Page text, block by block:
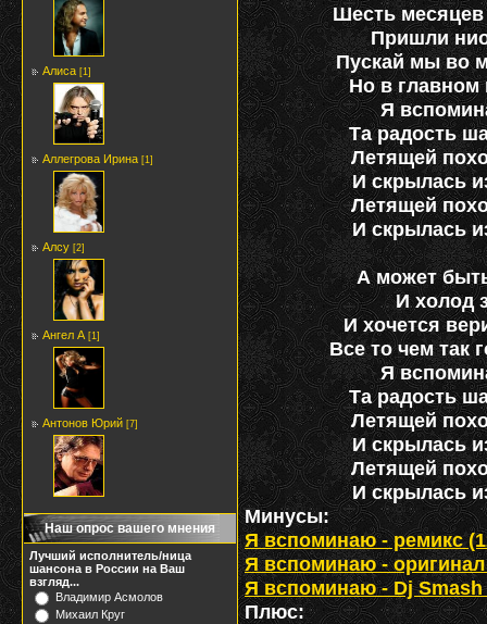
Алиса [1]
Аллегрова Ирина [1]
Алсу [2]
Ангел А [1]
Антонов Юрий [7]
Наш опрос вашего мнения
Лучший исполнитель/ница
шансона в России на Ваш
взгляд...
Владимир Асмолов
Михаил Круг
Шесть
Пришли
Пускай мы во
Но в
Я
Та радость
Летящей
И скрылась
Летящей
И скрылась
А может
И холод
И хочется
Все то чем так
Я
Та радость
Летящей
И скрылась
Летящей
И скрылась
Минусы:
Я вспоминаю - ремикс
Я вспоминаю - оригинал
Я вспоминаю - Dj Smash
Плюс: